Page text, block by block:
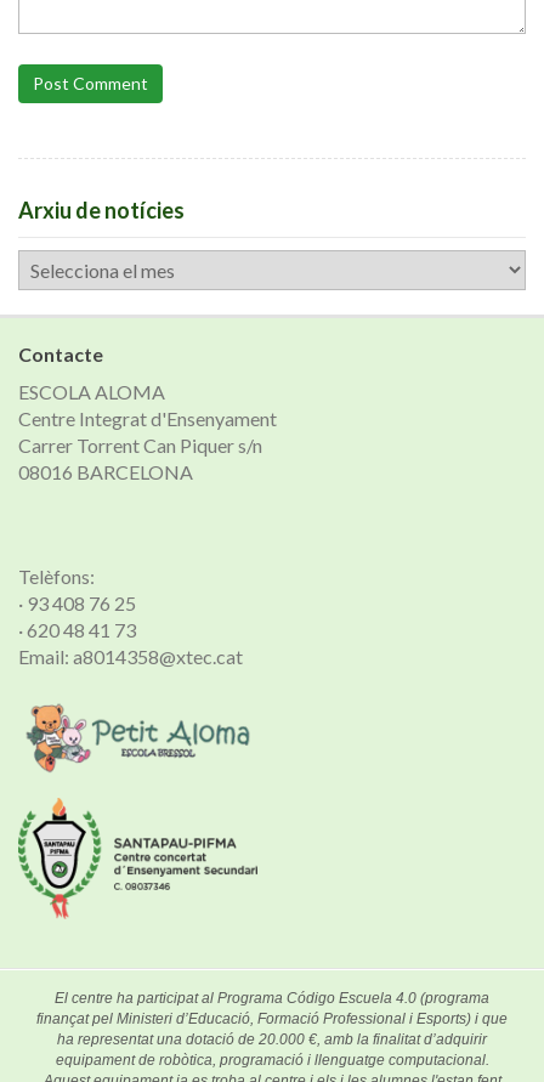
Post Comment
Arxiu de notícies
Arxiu
de
notícies
Contacte
ESCOLA ALOMA
Centre Integrat d'Ensenyament
Carrer Torrent Can Piquer s/n
08016 BARCELONA
Telèfons:
· 93 408 76 25
· 620 48 41 73
Email: a8014358@xtec.cat
El centre ha participat al Programa Código Escuela 4.0 (programa
finançat pel Ministeri d’Educació, Formació Professional i Esports) i que
ha representat una dotació de 20.000 €, amb la finalitat d’adquirir
equipament de robòtica, programació i llenguatge computacional.